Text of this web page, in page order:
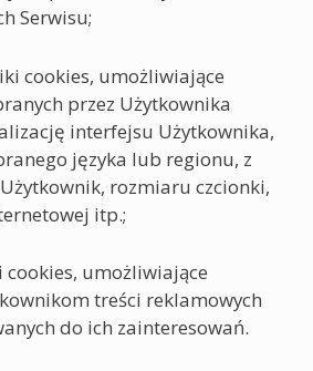
Serwisu;
cookies, umożliwiające
przez Użytkownika
interfejsu Użytkownika,
języka lub regionu, z
rozmiaru czcionki,
itp.;
umożliwiające
treści reklamowych
do ich zainteresowań.